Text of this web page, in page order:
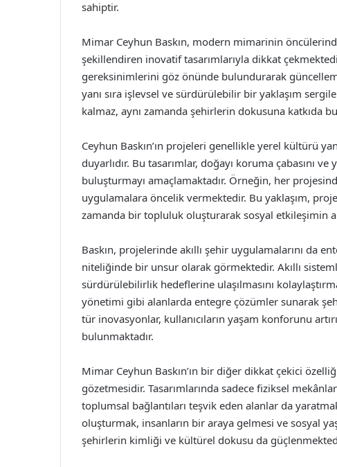
sahiptir.
Mimar Ceyhun Baskın, modern mimarinin
şekillendiren inovatif tasarımlarıyla dikkat
gereksinimlerini göz önünde bulundurarak
yanı sıra işlevsel ve sürdürülebilir bir yaklaşım
kalmaz, aynı zamanda şehirlerin dokusuna katkıda
Ceyhun Baskın’ın projeleri genellikle yerel kültürü
duyarlıdır. Bu tasarımlar, doğayı koruma çabasını
buluşturmayı amaçlamaktadır. Örneğin, her
uygulamalara öncelik vermektedir. Bu yaklaşım,
zamanda bir topluluk oluşturarak sosyal etkileşimin
Baskın, projelerinde akıllı şehir uygulamalarını da
niteliğinde bir unsur olarak görmektedir. Akıllı
sürdürülebilirlik hedeflerine ulaşılmasını
yönetimi gibi alanlarda entegre çözümler sunarak
tür inovasyonlar, kullanıcıların yaşam konforunu
bulunmaktadır.
Mimar Ceyhun Baskın’ın bir diğer dikkat çekici
gözetmesidir. Tasarımlarında sadece fiziksel
toplumsal bağlantıları teşvik eden alanlar da
oluşturmak, insanların bir araya gelmesi ve sosyal
şehirlerin kimliği ve kültürel dokusu da